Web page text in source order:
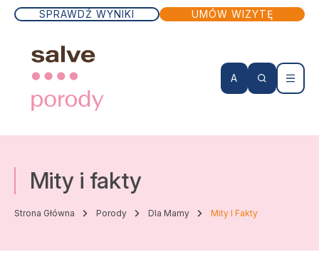
SPRAWDŹ WYNIKI UMÓW WIZYTĘ
A
Wizyty lekarskie
Mity i fakty
Strona Główna Porody Dla Mamy Mity I Fakty